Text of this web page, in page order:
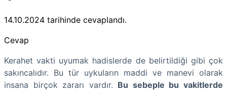
14.10.2024 tarihinde cevaplandı.
Cevap
Kerahet vakti uyumak hadislerde de belirtildiği gibi çok
sakıncalıdır. Bu tür uykuların maddi ve manevi olarak
insana birçok zararı vardır. Bu sebeple bu vakitlerde